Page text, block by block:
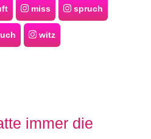
miss spruch
witz
immer die